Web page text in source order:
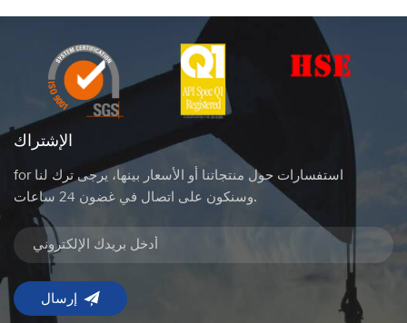
الإشتراك
for استفسارات حول منتجاتنا أو الأسعار بينها، يرجى ترك لنا
وسنكون على اتصال في غضون 24 ساعات.